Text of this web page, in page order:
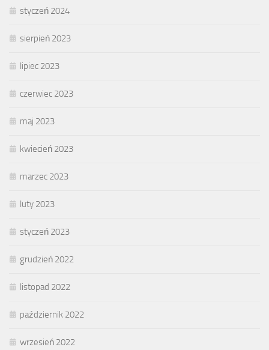
styczeń 2024
sierpień 2023
lipiec 2023
czerwiec 2023
maj 2023
kwiecień 2023
marzec 2023
luty 2023
styczeń 2023
grudzień 2022
listopad 2022
październik 2022
wrzesień 2022